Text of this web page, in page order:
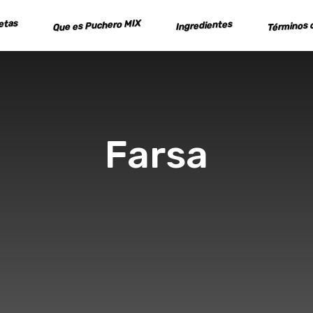
Que es Puchero MIX Ingredientes Términos
Farsa